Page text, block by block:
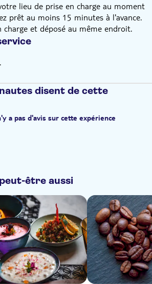
lieu de prise en charge au moment
prêt au moins 15 minutes à l'avance.
charge et déposé au même endroit.
disent de cette
a pas d'avis sur cette expérience
être aussi